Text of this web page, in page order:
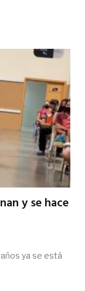
y se hace
ya se está